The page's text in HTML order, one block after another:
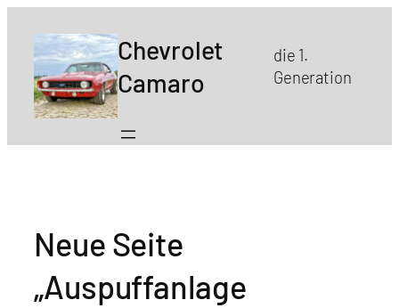
Inhalt
springen
Chevrolet
Camaro
die 1.
Generation
Neue Seite
„Auspuffanlage